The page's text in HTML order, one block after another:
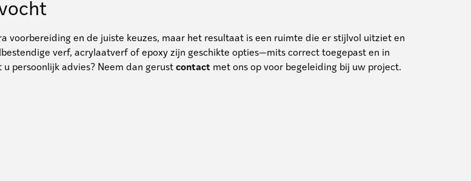
voorbereiding en de juiste keuzes, maar het resultaat is een ruimte die er stijlvol uitziet en
verf, acrylaatverf of epoxy zijn geschikte opties—mits correct toegepast en in
persoonlijk advies? Neem dan gerustcontact met ons op voor begeleiding bij uw project.